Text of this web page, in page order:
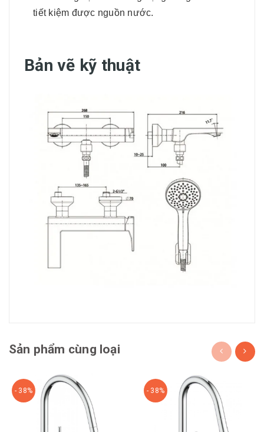
tiết kiệm được nguồn nước.
Bản vẽ kỹ thuật
Sản phẩm cùng loại
- 38% - 38%